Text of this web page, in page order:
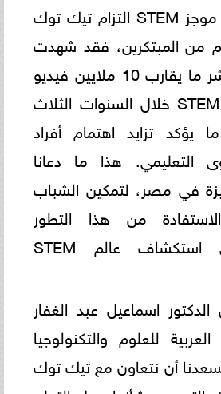
ويعكس إطلاق موجز STEM التزام تيك توك
من المبتكرين، فقد شهدت
المنصة عالميًا نشر ما يقارب 10 ملايين فيديو
متعلق بمحتوى STEM خلال السنوات الثلاث
يؤكد تزايد اهتمام أفراد
التعليمي. هذا ما دعانا
في مصر، لتمكين الشباب
من هذا التطور
وتحفيزهم على استكشاف عالم STEM
اسماعيل عبد الغفار
للعلوم والتكنولوجيا
أن نتعاون مع تيك توك